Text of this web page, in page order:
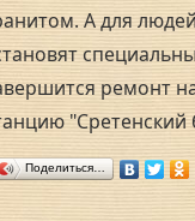
А для
ремонт
"Сретенский
Поделиться…